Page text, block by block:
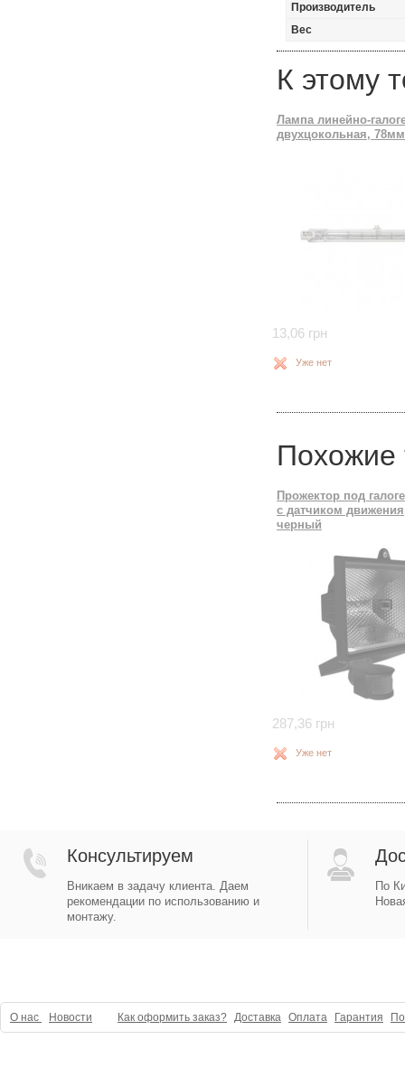
Производитель
Вес
К этому
Лампа линейно-
двухцокольная,
13,06 грн
Уже нет
Похожие
Прожектор под
с датчиком
черный
287,36 грн
Уже нет
Консультируем
Вникаем в задачу клиента. Даем
рекомендации по использованию и
монтажу.
По
О нас Новости Как оформить заказ? Доставка Оплата Гарантия